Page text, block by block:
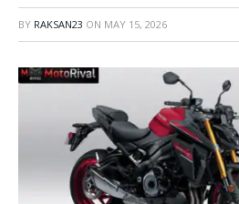
BY RAKSAN23 ON MAY 15, 2026